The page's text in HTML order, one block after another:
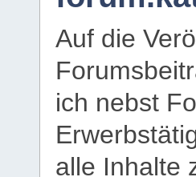
Auf die
ich nebst
alle Inhalte